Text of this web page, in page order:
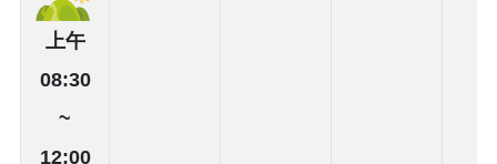
上午
08:30
~
12:00